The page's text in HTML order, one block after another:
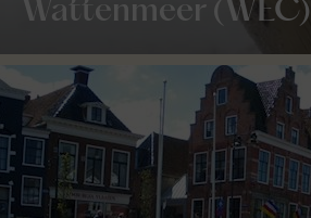
Wattenmeer (WEC)